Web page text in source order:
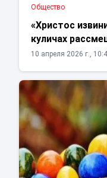
Общество
«Христос
куличах
10 апреля 2026 г.,